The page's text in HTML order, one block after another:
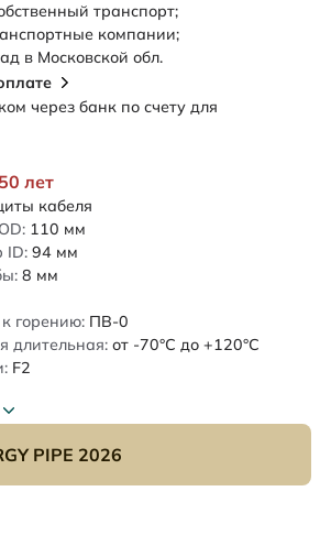
лет
кабеля
110 мм
ID: 94 мм
8 мм
к горению: ПВ-0
длительная: от -70°C до +120°C
F2
PIPE 2026
транспорт;
компании;
в Московской обл.
через банк по счету для